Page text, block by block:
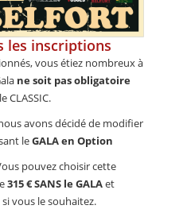
les inscriptions
vous étiez nombreux à
ne soit pas obligatoire
CLASSIC.
avons décidé de modifier
leGALA en Option
pouvez choisir cette
315 € SANS le GALAet
si vous le souhaitez.